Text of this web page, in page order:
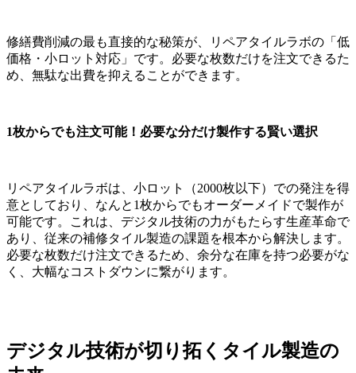
修繕費削減の最も直接的な秘策が、リペアタイルラボの「低
価格・小ロット対応」です。必要な枚数だけを注文できるた
め、無駄な出費を抑えることができます。
1枚からでも注文可能！必要な分だけ製作する賢い選択
リペアタイルラボは、小ロット（2000枚以下）での発注を得
意としており、なんと1枚からでもオーダーメイドで製作が
可能です。これは、デジタル技術の力がもたらす生産革命で
あり、従来の補修タイル製造の課題を根本から解決します。
必要な枚数だけ注文できるため、余分な在庫を持つ必要がな
く、大幅なコストダウンに繋がります。
デジタル技術が切り拓くタイル製造の